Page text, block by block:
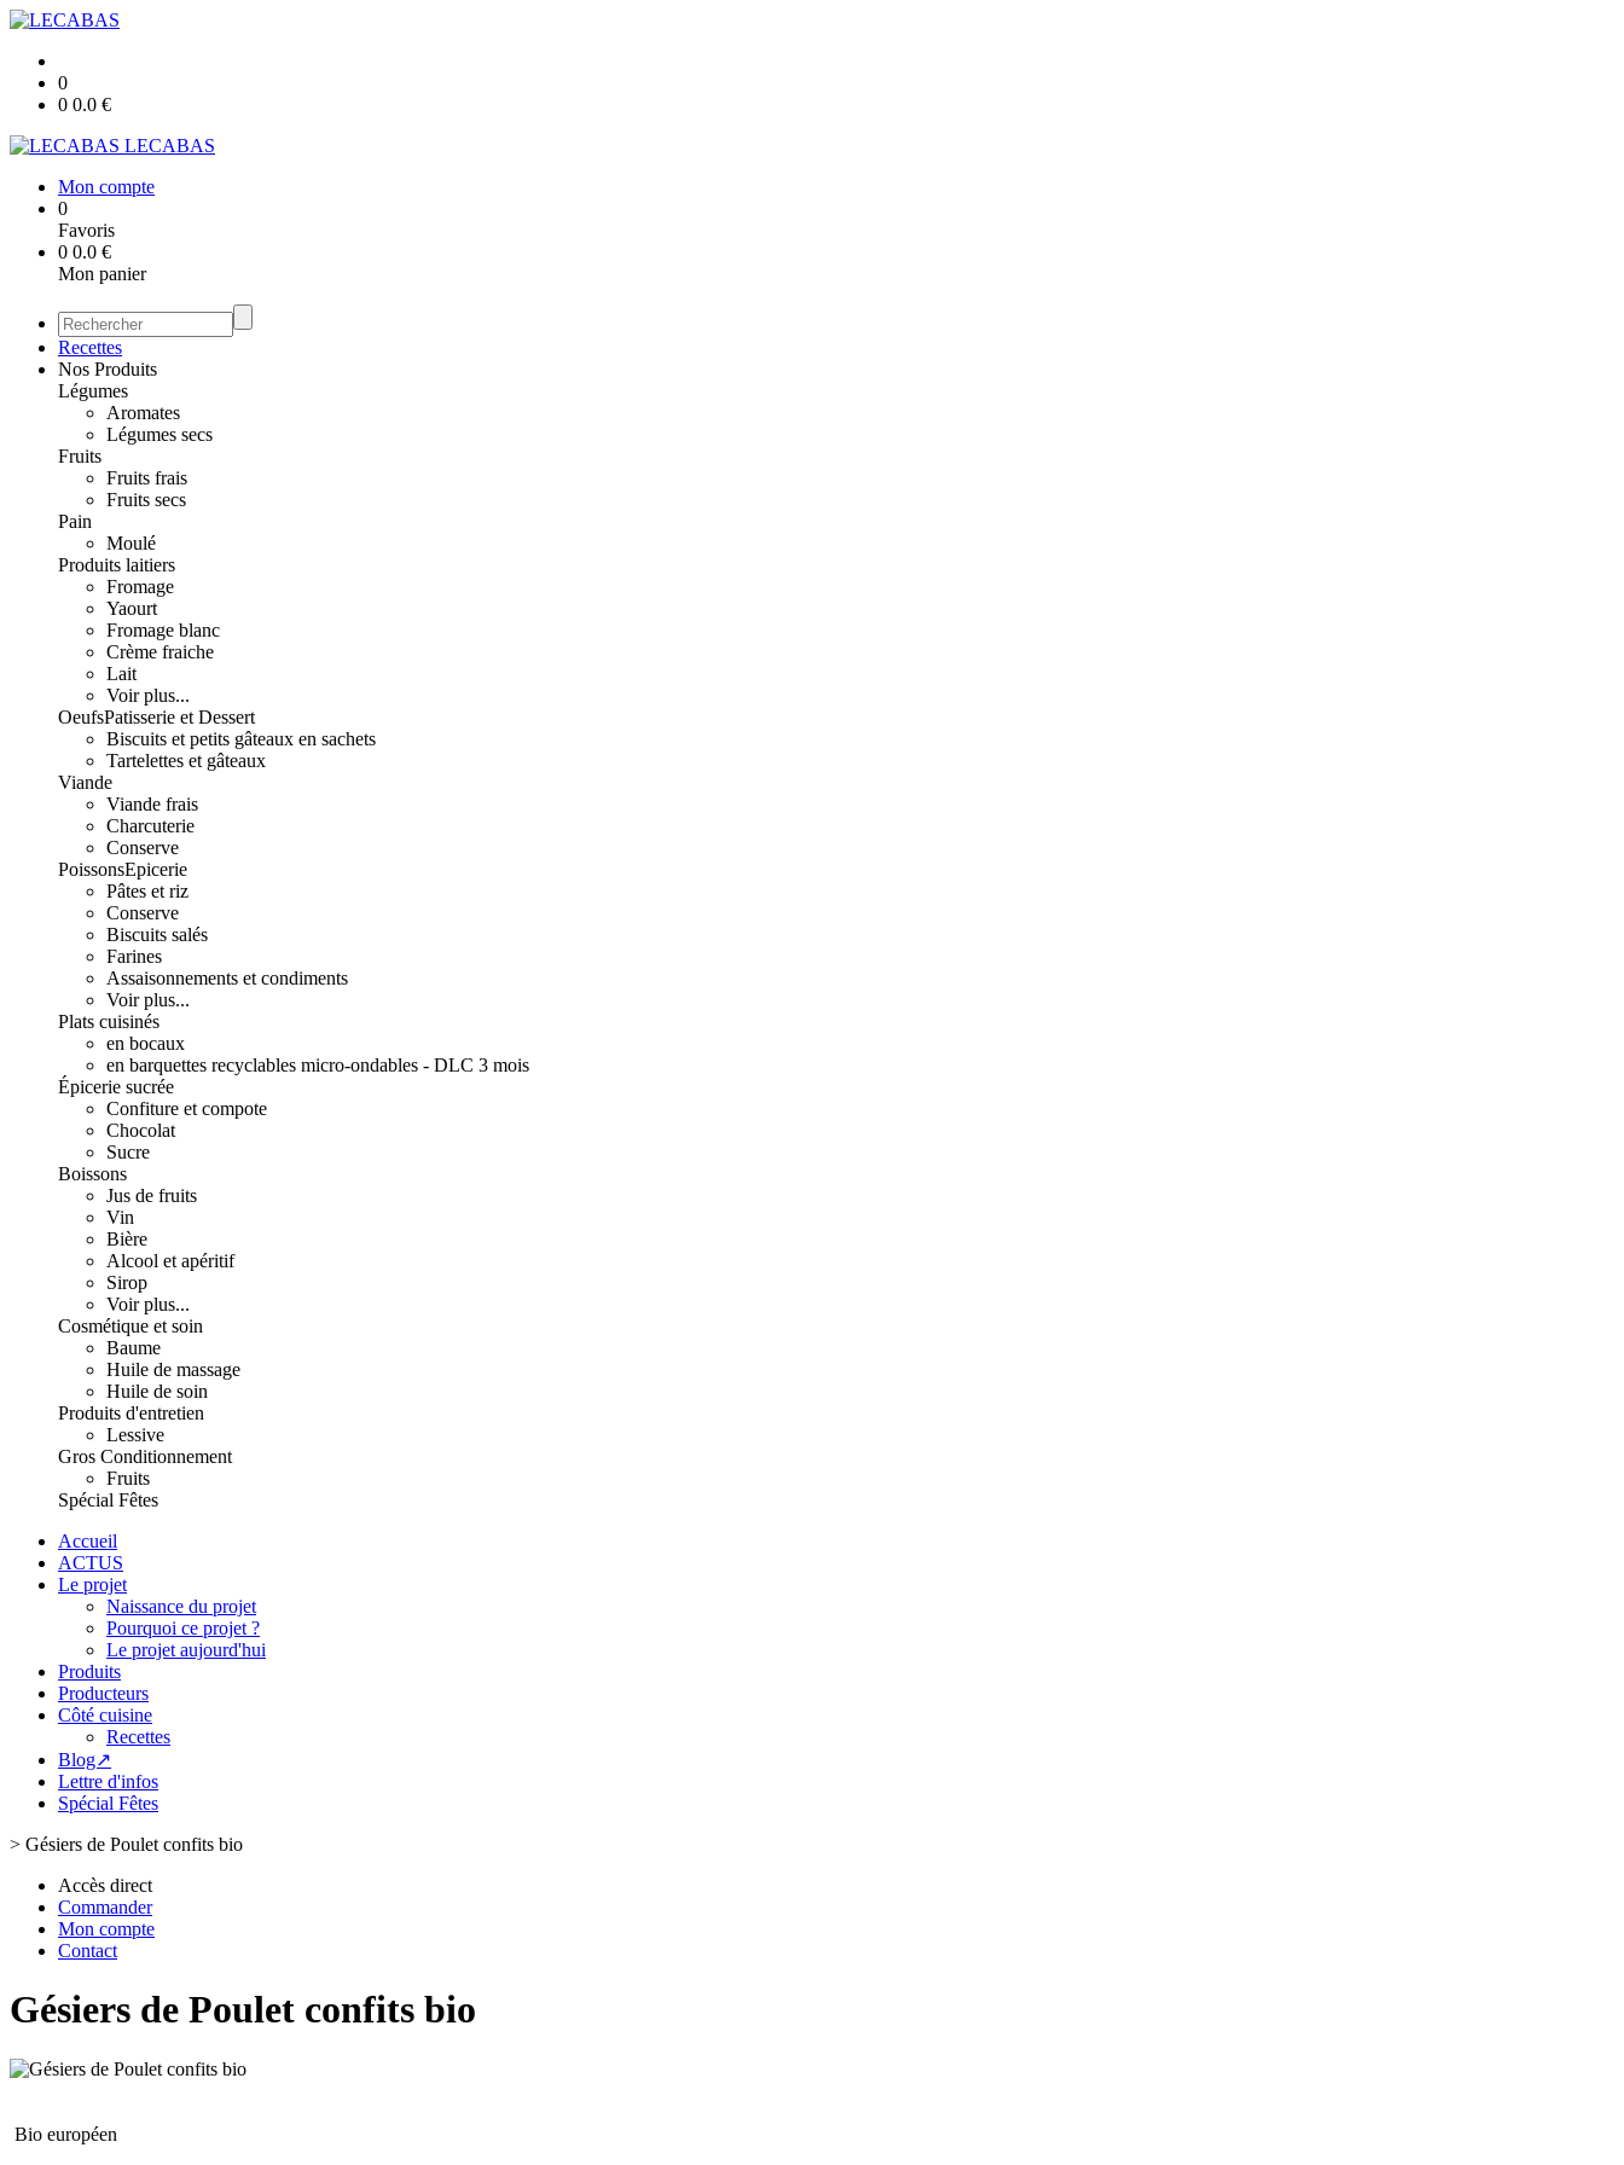
0
0 0.0 €
LECABAS
Mon compte
0
Favoris
0 0.0 €
Mon panier
Recettes
Nos Produits
Légumes
Aromates
Légumes secs
Fruits
Fruits frais
Fruits secs
Pain
Moulé
Produits laitiers
Fromage
Yaourt
Fromage blanc
Crème fraiche
Lait
Voir plus...
OeufsPatisserie et Dessert
Biscuits et petits gâteaux en sachets
Tartelettes et gâteaux
Viande
Viande frais
Charcuterie
Conserve
PoissonsEpicerie
Pâtes et riz
Conserve
Biscuits salés
Farines
Assaisonnements et condiments
Voir plus...
Plats cuisinés
en bocaux
en barquettes recyclables micro-ondables - DLC 3 mois
Épicerie sucrée
Confiture et compote
Chocolat
Sucre
Boissons
Jus de fruits
Vin
Bière
Alcool et apéritif
Sirop
Voir plus...
Cosmétique et soin
Baume
Huile de massage
Huile de soin
Produits d'entretien
Lessive
Gros Conditionnement
Fruits
Spécial Fêtes
Accueil
ACTUS
Le projet
Naissance du projet
Pourquoi ce projet ?
Le projet aujourd'hui
Produits
Producteurs
Côté cuisine
Recettes
Blog↗
Lettre d'infos
Spécial Fêtes
> Gésiers de Poulet confits bio
Accès direct
Commander
Mon compte
Contact
Gésiers de Poulet confits bio
Bio européen